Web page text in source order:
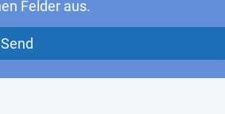
Felder aus.
Send